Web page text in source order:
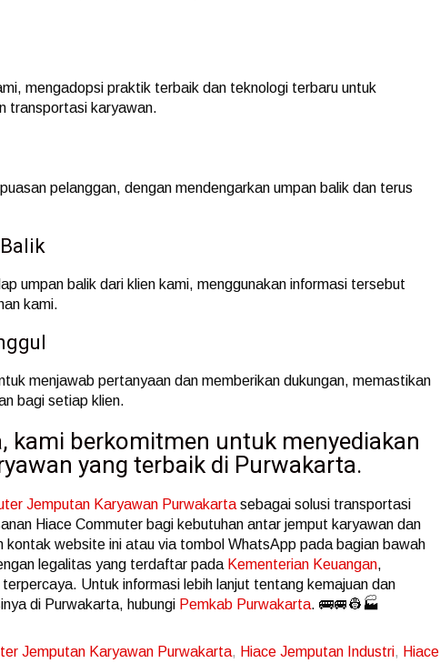
mengadopsi praktik terbaik dan teknologi terbaru untuk
transportasi karyawan.
pelanggan, dengan mendengarkan umpan balik dan terus
umpan balik dari klien kami, menggunakan informasi tersebut
kami.
menjawab pertanyaan dan memberikan dukungan, memastikan
bagi setiap klien.
kami berkomitmen untuk menyediakan
yang terbaik di Purwakarta.
Jemputan Karyawan Purwakarta sebagai solusi transportasi
Hiace Commuter bagi kebutuhan antar jemput karyawan dan
kontak website ini atau via tombol WhatsApp pada bagian bawah
legalitas yang terdaftar pada Kementerian Keuangan,
Untuk informasi lebih lanjut tentang kemajuan dan
di Purwakarta, hubungi Pemkab Purwakarta. 🚌🚐👷🏭
Jemputan Karyawan Purwakarta, Hiace Jemputan Industri, Hiace